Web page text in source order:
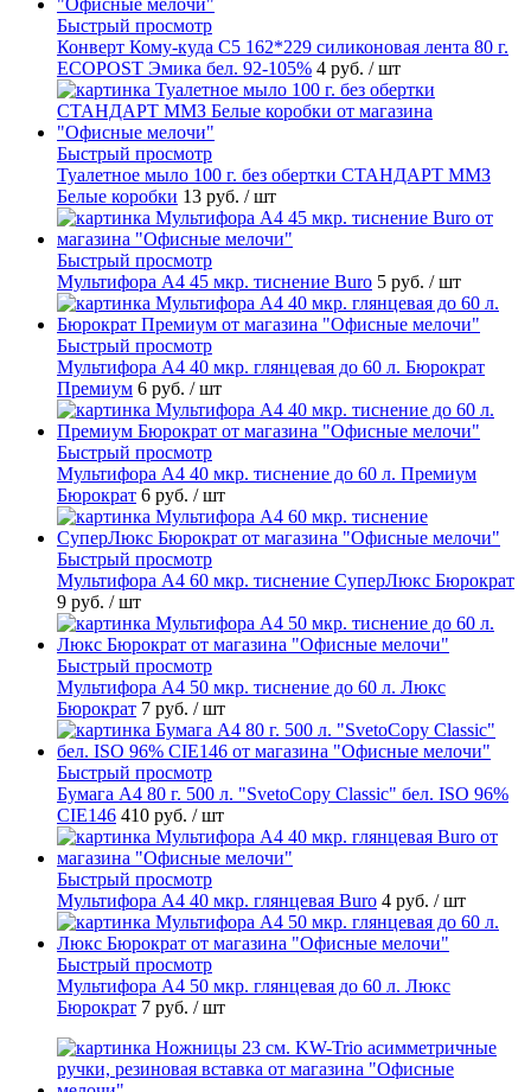
Быстрый просмотр
Конверт Кому-куда С5 162*229 силиконовая лента 80 г.
ECOPOST Эмика бел. 92-105% 4 руб. / шт
Быстрый просмотр
Туалетное мыло 100 г. без обертки СТАНДАРТ ММЗ
Белые коробки 13 руб. / шт
Быстрый просмотр
Мультифора А4 45 мкр. тиснение Buro 5 руб. / шт
Быстрый просмотр
Мультифора А4 40 мкр. глянцевая до 60 л. Бюрократ
Премиум 6 руб. / шт
Быстрый просмотр
Мультифора А4 40 мкр. тиснение до 60 л. Премиум
Бюрократ 6 руб. / шт
Быстрый просмотр
Мультифора А4 60 мкр. тиснение СуперЛюкс Бюрократ
9 руб. / шт
Быстрый просмотр
Мультифора А4 50 мкр. тиснение до 60 л. Люкс
Бюрократ 7 руб. / шт
Быстрый просмотр
Бумага А4 80 г. 500 л. "SvetoCopy Classic" бел. ISO 96%
CIE146 410 руб. / шт
Быстрый просмотр
Мультифора А4 40 мкр. глянцевая Buro 4 руб. / шт
Быстрый просмотр
Мультифора А4 50 мкр. глянцевая до 60 л. Люкс
Бюрократ 7 руб. / шт